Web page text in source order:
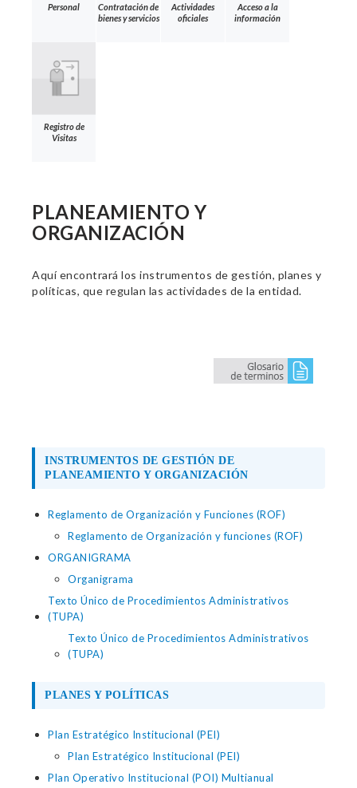
Personal
Contratación de
bienes y servicios
Actividades
oficiales
Acceso a la
información
Registro de
Visitas
PLANEAMIENTO Y
ORGANIZACIÓN
Aquí encontrará los instrumentos de gestión, planes y
políticas, que regulan las actividades de la entidad.
INSTRUMENTOS DE GESTIÓN DE
PLANEAMIENTO Y ORGANIZACIÓN
Reglamento de Organización y Funciones (ROF)
Reglamento de Organización y funciones (ROF)
ORGANIGRAMA
Organigrama
Texto Único de Procedimientos Administrativos
(TUPA)
Texto Único de Procedimientos Administrativos
(TUPA)
PLANES Y POLÍTICAS
Plan Estratégico Institucional (PEI)
Plan Estratégico Institucional (PEI)
Plan Operativo Institucional (POI) Multianual